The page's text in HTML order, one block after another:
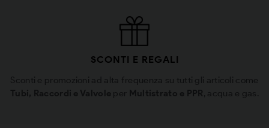
SCONTI E REGALI
Sconti e promozioni ad alta frequenza su tutti gli articoli come
Tubi, Raccordi e Valvole per Multistrato e PPR , acqua e gas.